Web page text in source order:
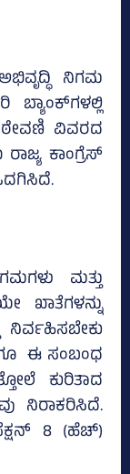
ನಿಗಮ
ಬ್ಯಾಂಕ್‌ಗಳಲ್ಲಿ
ಠೇವಣಿ ವಿವರದ
ಕಾಂಗ್ರೆಸ್‌
ಮತ್ತು
ಖಾತೆಗಳನ್ನು
ನಿರ್ವಹಿಸಬೇಕು
ಈ ಸಂಬಂಧ
ಕುರಿತಾದ
ನಿರಾಕರಿಸಿದೆ.
8 (ಹೆಚ್‌)